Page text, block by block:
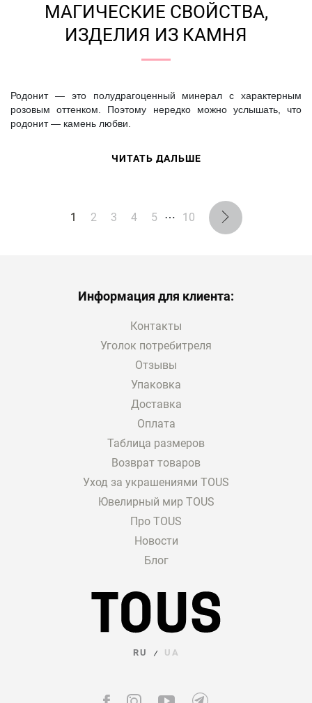
МАГИЧЕСКИЕ СВОЙСТВА,
ИЗДЕЛИЯ ИЗ КАМНЯ
Родонит — это полудрагоценный минерал с характерным
розовым оттенком. Поэтому нередко можно услышать, что
родонит — камень любви.
ЧИТАТЬ ДАЛЬШЕ
1 2 3 4 5 ⋯ 10
Информация для клиента:
Контакты
Уголок потребитреля
Отзывы
Упаковка
Доставка
Оплата
Таблица размеров
Возврат товаров
Уход за украшениями TOUS
Ювелирный мир TOUS
Про TOUS
Новости
Блог
RU / UA